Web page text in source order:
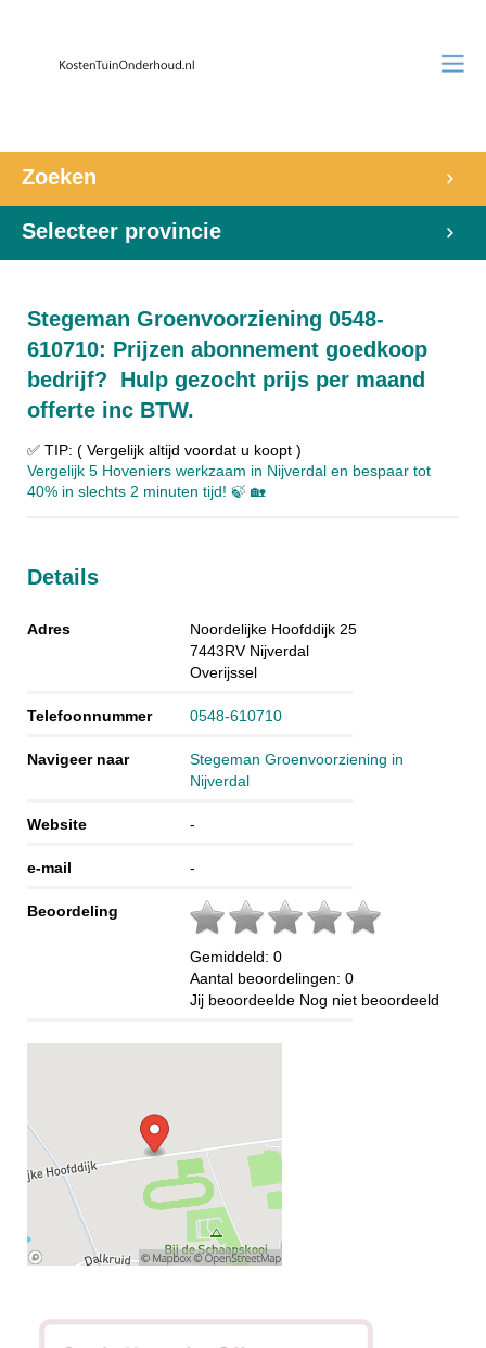
Zoeken
Selecteer provincie
Stegeman Groenvoorziening 0548-
610710: Prijzen abonnement goedkoop
bedrijf? Hulp gezocht prijs per maand
offerte inc BTW.
✅ TIP: ( Vergelijk altijd voordat u koopt )
Vergelijk 5 Hoveniers werkzaam in Nijverdal en bespaar tot
40% in slechts 2 minuten tijd! 🍃 🏡
Details
Adres
Noordelijke Hoofddijk 25
7443RV Nijverdal
Overijssel
Telefoonnummer 0548-610710
Navigeer naar
Stegeman Groenvoorziening in
Nijverdal
Website -
e-mail -
Beoordeling
Gemiddeld: 0
Aantal beoordelingen: 0
Jij beoordeelde Nog niet beoordeeld